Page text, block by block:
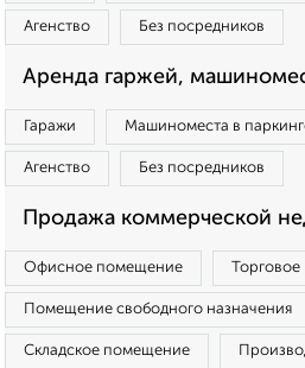
Агенство Без посредников
Аренда гаржей,
Гаражи Машиноместа в
Агенство Без посредников
Продажа коммерческой
Офисное помещение
Помещение свободного назначения
Складское помещение